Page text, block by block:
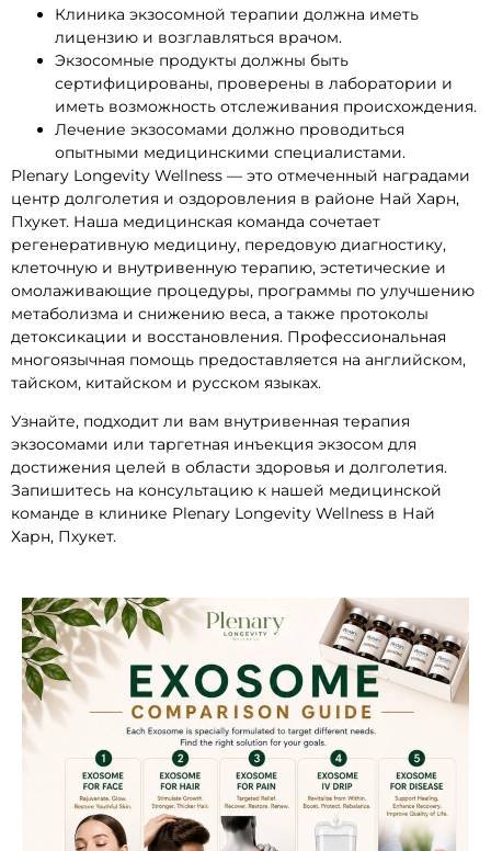
Клиника экзосомной терапии должна иметь
лицензию и возглавляться врачом.
Экзосомные продукты должны быть
сертифицированы, проверены в лаборатории и
иметь возможность отслеживания происхождения.
Лечение экзосомами должно проводиться
опытными медицинскими специалистами.
Plenary Longevity Wellness — это отмеченный наградами
центр долголетия и оздоровления в районе Най Харн,
Пхукет. Наша медицинская команда сочетает
регенеративную медицину, передовую диагностику,
клеточную и внутривенную терапию, эстетические и
омолаживающие процедуры, программы по улучшению
метаболизма и снижению веса, а также протоколы
детоксикации и восстановления. Профессиональная
многоязычная помощь предоставляется на английском,
тайском, китайском и русском языках.
Узнайте, подходит ли вам внутривенная терапия
экзосомами или таргетная инъекция экзосом для
достижения целей в области здоровья и долголетия.
Запишитесь на консультацию к нашей медицинской
команде в клинике Plenary Longevity Wellness в Най
Харн, Пхукет.